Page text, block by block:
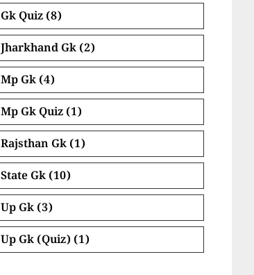
Gk Quiz (8)
Jharkhand Gk (2)
Mp Gk (4)
Mp Gk Quiz (1)
Rajsthan Gk (1)
State Gk (10)
Up Gk (3)
Up Gk (Quiz) (1)